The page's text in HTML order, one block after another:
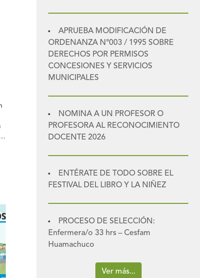
APRUEBA MODIFICACIÓN DE
ORDENANZA N°003 / 1995 SOBRE
DERECHOS POR PERMISOS
CONCESIONES Y SERVICIOS
MUNICIPALES
NOMINA A UN PROFESOR O
PROFESORA AL RECONOCIMIENTO
DOCENTE 2026
ENTÉRATE DE TODO SOBRE EL
FESTIVAL DEL LIBRO Y LA NIÑEZ
PROCESO DE SELECCIÓN:
Enfermera/o 33 hrs – Cesfam
Huamachuco
Ver más...